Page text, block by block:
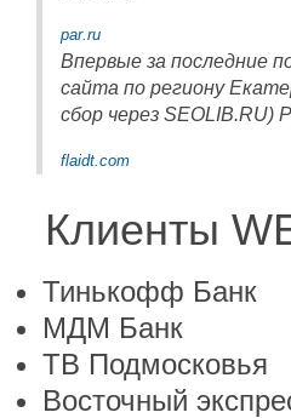
par.ru
Впервые за последние
сайта по региону
сбор через
flaidt.com
Клиенты
Тинькофф Банк
МДМ Банк
ТВ Подмосковья
Восточный